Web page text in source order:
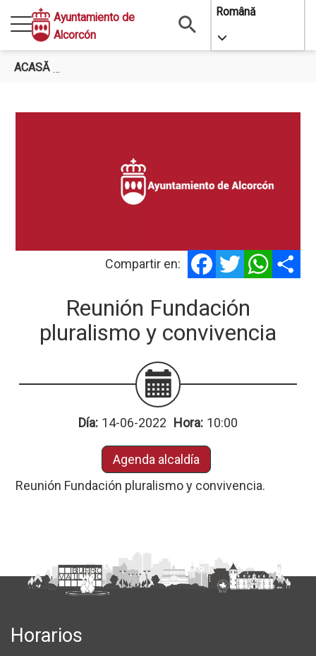
conţinutul
principal
Ayuntamiento de
Alcorcón
Română
Toggle
ACASĂ
Compartir en:
Facebook
Twitter
Reunión Fundación
pluralismo y convivencia
Día: 14-06-2022 Hora: 10:00
Agenda alcaldía
Reunión Fundación pluralismo y convivencia.
Horarios